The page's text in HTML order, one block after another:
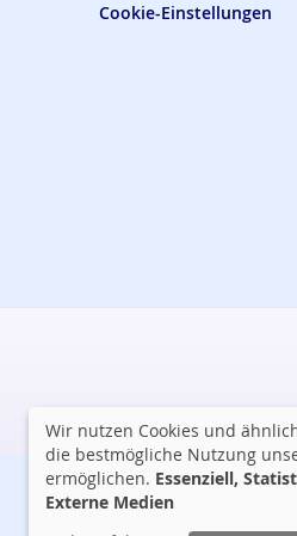
Cookie-Einstellungen
Wir nutzen Cookies und
die bestmögliche Nutzung
ermöglichen. Essenziell,
Externe Medien